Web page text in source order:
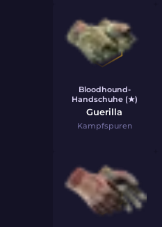
Bloodhound-
Handschuhe (★)
Guerilla
Kampfspuren